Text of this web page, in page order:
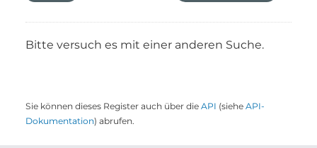
Bitte versuch es mit einer anderen Suche.
Sie können dieses Register auch über die API (siehe API-
Dokumentation) abrufen.